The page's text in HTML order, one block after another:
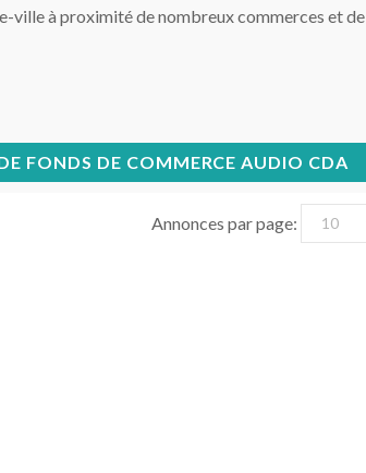
ville à proximité de nombreux commerces et de
FONDS DE COMMERCE AUDIO CDA
Annonces par page: